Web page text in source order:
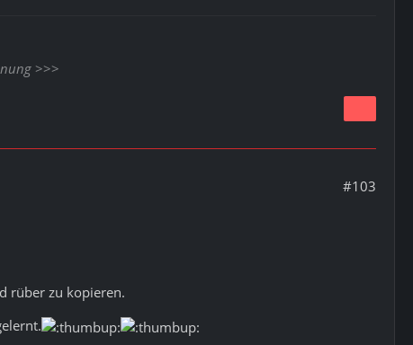
>>>
#103
rüber zu kopieren.